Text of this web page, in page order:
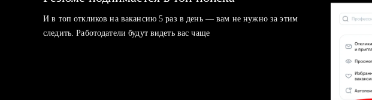
И в топ откликов на вакансию 5 раз в день — вам не нужно за этим
следить. Работодатели будут видеть вас чаще